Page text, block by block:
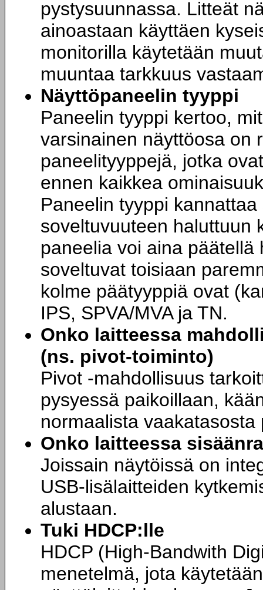
pystysuunnassa. Litteät
ainoastaan käyttäen
monitorilla käytetään
muuntaa tarkkuus
Näyttöpaneelin tyyppi
Paneelin tyyppi kertoo,
varsinainen näyttöosa on
paneelityyppejä, jotka
ennen kaikkea
Paneelin tyyppi
soveltuvuuteen haluttuun
paneelia voi aina
soveltuvat toisiaan
kolme päätyyppiä ovat
IPS, SPVA/MVA ja TN.
Onko laitteessa
(ns. pivot-toiminto)
Pivot -mahdollisuus
pysyessä paikoillaan,
normaalista vaakatasosta
Onko laitteessa
Joissain näytöissä on
USB-lisälaitteiden
alustaan.
Tuki HDCP:lle
HDCP (High-Bandwith
menetelmä, jota